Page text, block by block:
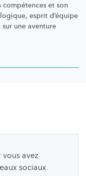
compétences et son
esprit d’équipe
une aventure
avez
sociaux.